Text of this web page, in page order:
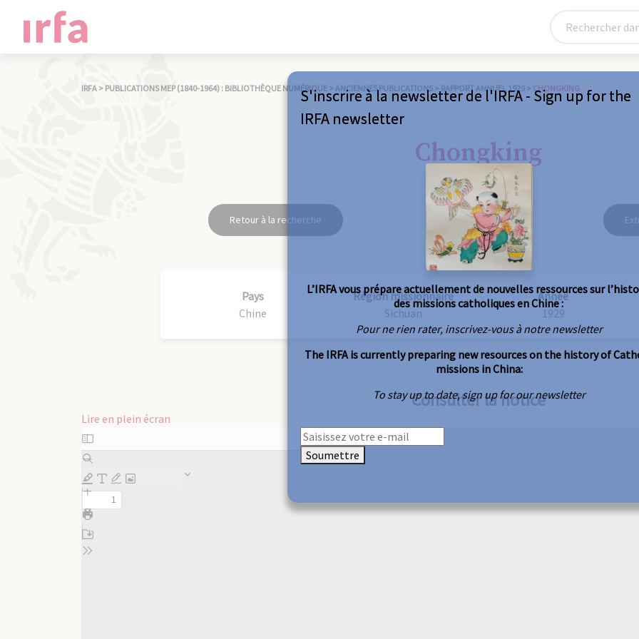
IRFA > PUBLICATIONS MEP (1840-1964) : BIBLIOTHÈQUE NUMÉRIQUE > ANCIENNES PUBLICATIONS > RAPPORT ANNUEL 1929 > CHONGKING
Chongking
Retour à la recherche
Pays
Chine
Région missionnaire
Sichuan
Année
1929
Consulter la notice
Lire en plein écran
Aller
au
contenu
PDF
S'inscrire à la newsletter de l'IRFA - Sign up for the
IRFA newsletter
L’IRFA vous prépare actuellement de nouvelles ressources sur
des missions catholiques en Chine :
Pour ne rien rater, inscrivez-vous à notre newsletter
The IRFA is currently preparing new resources on the history of
missions in China:
To stay up to date, sign up for our newsletter
Soumettre